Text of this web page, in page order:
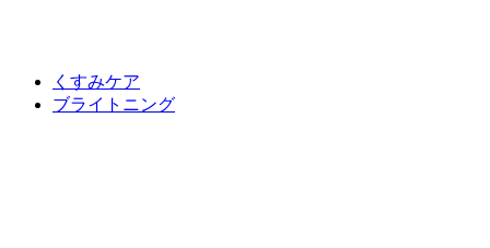
くすみケア
ブライトニング